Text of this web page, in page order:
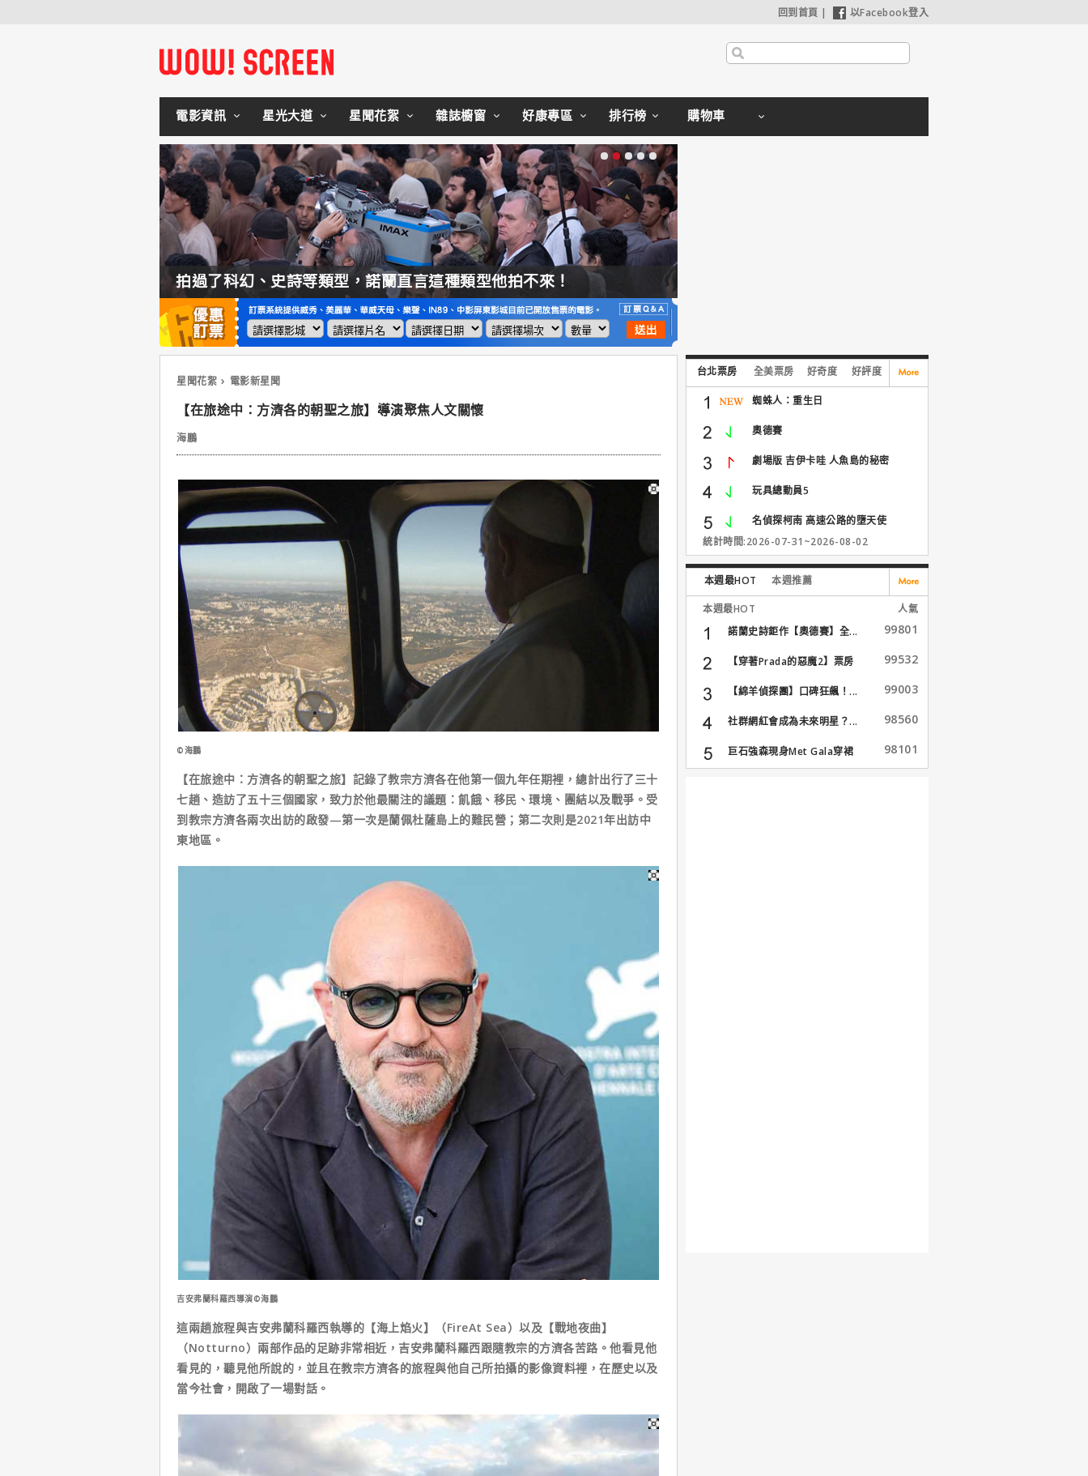
回到首頁 | 以Facebook登入
電影資訊 星光大道 星聞花絮 雜誌櫥窗 好康專區 排行榜 購物車
拍過了科幻、史詩等類型，諾蘭直言這種類型他拍不來！
星聞花絮 電影新星聞
【在旅途中：方濟各的朝聖之旅】導演聚焦人文關懷
海鵬
©海鵬
【在旅途中：方濟各的朝聖之旅】記錄了教宗方濟各在他第一個九年任期裡，總計出行了三十
七趟、造訪了五十三個國家，致力於他最關注的議題：飢餓、移民、環境、團結以及戰爭。受
到教宗方濟各兩次出訪的啟發—第一次是蘭佩杜薩島上的難民營；第二次則是2021年出訪中
東地區。
吉安弗蘭科羅西導演©海鵬
這兩趟旅程與吉安弗蘭科羅西執導的【海上焰火】（FireAt Sea）以及【戰地夜曲】
（Notturno）兩部作品的足跡非常相近，吉安弗蘭科羅西跟隨教宗的方濟各苦路。他看見他
看見的，聽見他所說的，並且在教宗方濟各的旅程與他自己所拍攝的影像資料裡，在歷史以及
當今社會，開啟了一場對話。
台北票房 全美票房 好奇度 好評度
蜘蛛人：重生日
奧德賽
劇場版 吉伊卡哇 人魚島的秘密
玩具總動員5
名偵探柯南 高速公路的墮天使
統計時間:2026-07-31~2026-08-02
本週最HOT 本週推薦
本週最HOT
人氣
諾蘭史詩鉅作【奧德賽】全...
99801
【穿著Prada的惡魔2】票房
99532
【綿羊偵探團】口碑狂飆！... 99003
社群網紅會成為未來明星？... 98560
巨石強森現身Met Gala穿裙
子...
98101